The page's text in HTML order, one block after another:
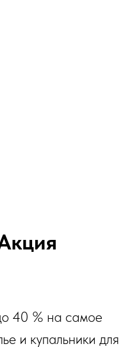
40 % на самое
и купальники для